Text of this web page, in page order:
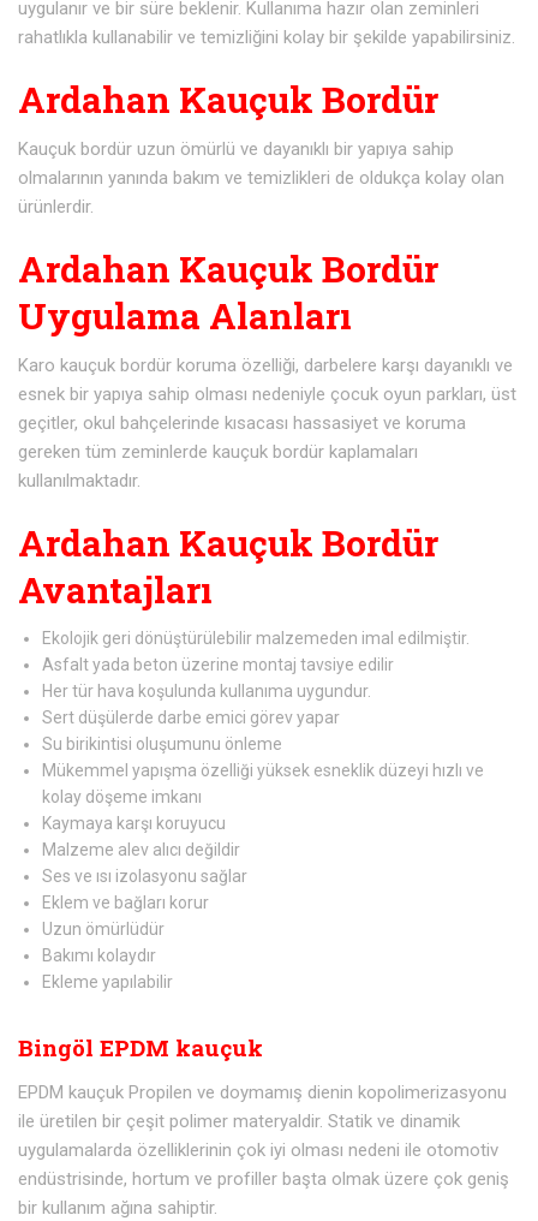
uygulanır ve bir süre beklenir. Kullanıma hazır olan zeminleri
rahatlıkla kullanabilir ve temizliğini kolay bir şekilde yapabilirsiniz.
Ardahan Kauçuk Bordür
Kauçuk bordür uzun ömürlü ve dayanıklı bir yapıya sahip
olmalarının yanında bakım ve temizlikleri de oldukça kolay olan
ürünlerdir.
Ardahan Kauçuk Bordür
Uygulama Alanları
Karo kauçuk bordür koruma özelliği, darbelere karşı dayanıklı ve
esnek bir yapıya sahip olması nedeniyle çocuk oyun parkları, üst
geçitler, okul bahçelerinde kısacası hassasiyet ve koruma
gereken tüm zeminlerde kauçuk bordür kaplamaları
kullanılmaktadır.
Ardahan Kauçuk Bordür
Avantajları
Ekolojik geri dönüştürülebilir malzemeden imal edilmiştir.
Asfalt yada beton üzerine montaj tavsiye edilir
Her tür hava koşulunda kullanıma uygundur.
Sert düşülerde darbe emici görev yapar
Su birikintisi oluşumunu önleme
Mükemmel yapışma özelliği yüksek esneklik düzeyi hızlı ve
kolay döşeme imkanı
Kaymaya karşı koruyucu
Malzeme alev alıcı değildir
Ses ve ısı izolasyonu sağlar
Eklem ve bağları korur
Uzun ömürlüdür
Bakımı kolaydır
Ekleme yapılabilir
Bingöl EPDM kauçuk
EPDM kauçuk Propilen ve doymamış dienin kopolimerizasyonu
ile üretilen bir çeşit polimer materyaldir. Statik ve dinamik
uygulamalarda özelliklerinin çok iyi olması nedeni ile otomotiv
endüstrisinde, hortum ve profiller başta olmak üzere çok geniş
bir kullanım ağına sahiptir.